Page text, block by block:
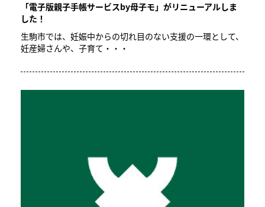
「電子版親子手帳サービスby母子モ」がリニューアルしま
した！
生駒市では、妊娠中からの切れ目のない支援の一環として、
妊産婦さんや、子育て・・・